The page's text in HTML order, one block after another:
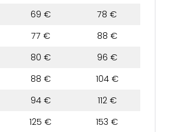
69 €
78 €
77 €
88 €
80 €
96 €
88 €
104 €
94 €
112 €
125 €
153 €